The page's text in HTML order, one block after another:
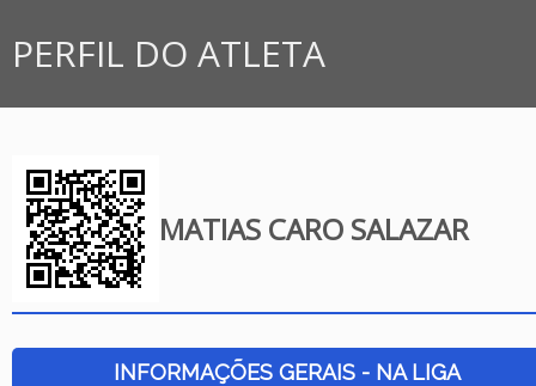
PERFIL DO ATLETA
MATIAS CARO SALAZAR
INFORMAÇÕES GERAIS - NA LIGA